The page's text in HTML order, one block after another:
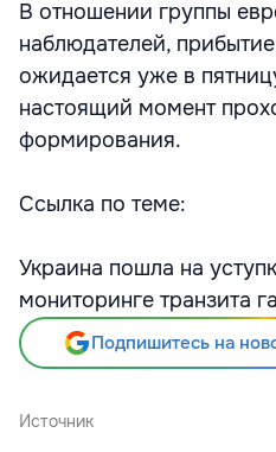
В отношении группы
наблюдателей,
ожидается уже в
настоящий момент
формирования.
Ссылка по теме:
Украина пошла на
мониторинге транзита
Подпишитесь на
Источник